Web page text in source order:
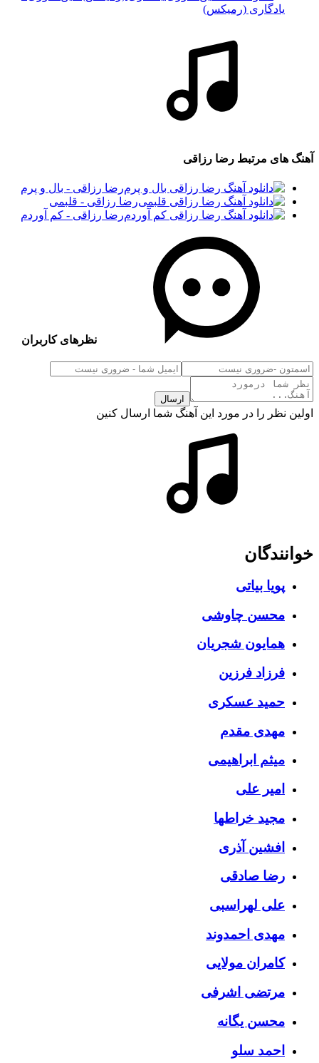
یادگاری (رمیکس)
آهنگ های مرتبط رضا رزاقی
رضا رزاقی - بال و پرم
رضا رزاقی - قلبمی
رضا رزاقی - کم آوردم
نظرهای کاربران
ارسال
اولین نظر را در مورد این آهنگ شما ارسال کنین
خوانندگان
پویا بیاتی
محسن چاوشی
همایون شجریان
فرزاد فرزین
حمید عسکری
مهدی مقدم
میثم ابراهیمی
امیر علی
مجید خراطها
افشین آذری
رضا صادقی
علی لهراسبی
مهدی احمدوند
کامران مولایی
مرتضی اشرفی
محسن یگانه
احمد سلو